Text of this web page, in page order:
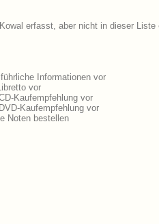
erfasst, aber nicht in dieser
Informationen vor
vor
Kaufempfehlung vor
Kaufempfehlung vor
Noten bestellen